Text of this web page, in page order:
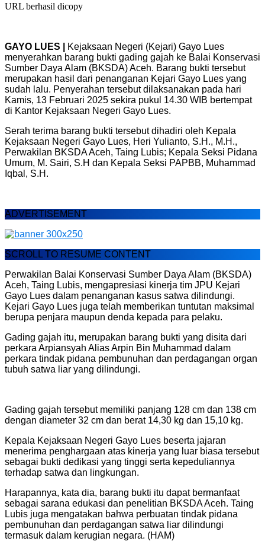
URL berhasil dicopy
GAYO LUES |
Kejaksaan Negeri (Kejari) Gayo Lues
menyerahkan barang bukti gading gajah ke Balai Konservasi
Sumber Daya Alam (BKSDA) Aceh. Barang bukti tersebut
merupakan hasil dari penanganan Kejari Gayo Lues yang
sudah lalu. Penyerahan tersebut dilaksanakan pada hari
Kamis, 13 Februari 2025 sekira pukul 14.30 WIB bertempat
di Kantor Kejaksaan Negeri Gayo Lues.
Serah terima barang bukti tersebut dihadiri oleh Kepala
Kejaksaan Negeri Gayo Lues, Heri Yulianto, S.H., M.H.,
Perwakilan BKSDA Aceh, Taing Lubis; Kepala Seksi Pidana
Umum, M. Sairi, S.H dan Kepala Seksi PAPBB, Muhammad
Iqbal, S.H.
ADVERTISEMENT
SCROLL TO RESUME CONTENT
Perwakilan Balai Konservasi Sumber Daya Alam (BKSDA)
Aceh, Taing Lubis, mengapresiasi kinerja tim JPU Kejari
Gayo Lues dalam penanganan kasus satwa dilindungi.
Kejari Gayo Lues juga telah memberikan tuntutan maksimal
berupa penjara maupun denda kepada para pelaku.
Gading gajah itu, merupakan barang bukti yang disita dari
perkara Arpiansyah Alias Arpin Bin Muhammad dalam
perkara tindak pidana pembunuhan dan perdagangan organ
tubuh satwa liar yang dilindungi.
Gading gajah tersebut memiliki panjang 128 cm dan 138 cm
dengan diameter 32 cm dan berat 14,30 kg dan 15,10 kg.
Kepala Kejaksaan Negeri Gayo Lues beserta jajaran
menerima penghargaan atas kinerja yang luar biasa tersebut
sebagai bukti dedikasi yang tinggi serta kepeduliannya
terhadap satwa dan lingkungan.
Harapannya, kata dia, barang bukti itu dapat bermanfaat
sebagai sarana edukasi dan penelitian BKSDA Aceh. Taing
Lubis juga mengatakan bahwa perbuatan tindak pidana
pembunuhan dan perdagangan satwa liar dilindungi
termasuk dalam kerugian negara. (HAM)